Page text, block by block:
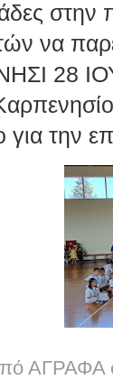
να
28
την
ΑΓΡΑΦΑ